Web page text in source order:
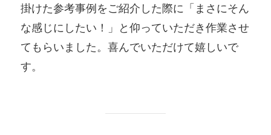
掛けた参考事例をご紹介した際に「まさにそん
な感じにしたい！」と仰っていただき作業させ
てもらいました。喜んでいただけて嬉しいで
す。